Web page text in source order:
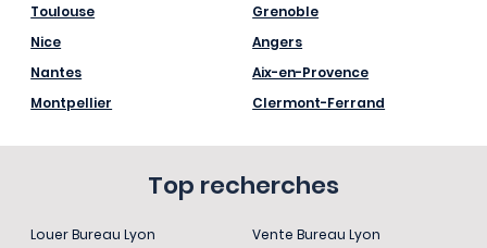
Toulouse
Nice
Nantes
Montpellier
Grenoble
Angers
Aix-en-Provence
Clermont-Ferrand
Top recherches
Louer Bureau Lyon
Vente Bureau Lyon